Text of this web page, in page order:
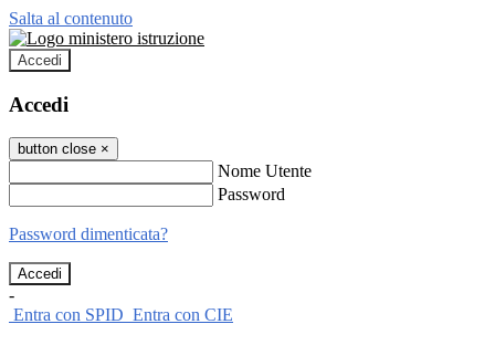
Salta al contenuto
Accedi
Accedi
button close ×
Nome Utente
Password
Password dimenticata?
-
Entra con SPID Entra con CIE